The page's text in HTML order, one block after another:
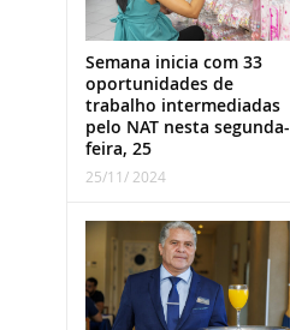
Semana inicia com 33
oportunidades de
trabalho intermediadas
pelo NAT nesta segunda-
feira, 25
25/11/ 2024